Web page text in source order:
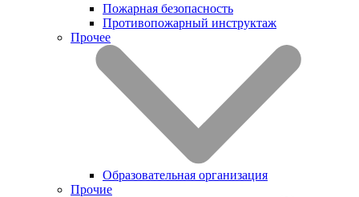
Пожарная безопасность
Противопожарный инструктаж
Прочее
Образовательная организация
Прочие